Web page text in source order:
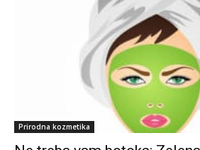
Prirodna kozmetika